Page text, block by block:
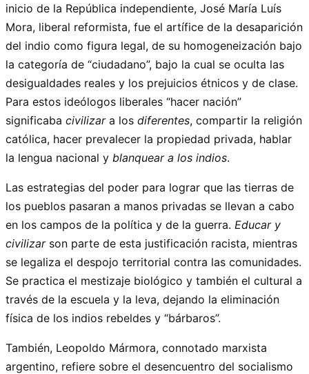
inicio de la República independiente, José María Luís
Mora, liberal reformista, fue el artífice de la desaparición
del indio como figura legal, de su homogeneización bajo
la categoría de “ciudadano”, bajo la cual se oculta las
desigualdades reales y los prejuicios étnicos y de clase.
Para estos ideólogos liberales “hacer nación”
significaba civilizara los diferentes, compartir la religión
católica, hacer prevalecer la propiedad privada, hablar
la lengua nacional y blanquear a los indios.
Las estrategias del poder para lograr que las tierras de
los pueblos pasaran a manos privadas se llevan a cabo
en los campos de la política y de la guerra. Educar y
civilizarson parte de esta justificación racista, mientras
se legaliza el despojo territorial contra las comunidades.
Se practica el mestizaje biológico y también el cultural a
través de la escuela y la leva, dejando la eliminación
física de los indios rebeldes y “bárbaros”.
También, Leopoldo Mármora, connotado marxista
argentino, refiere sobre el desencuentro del socialismo